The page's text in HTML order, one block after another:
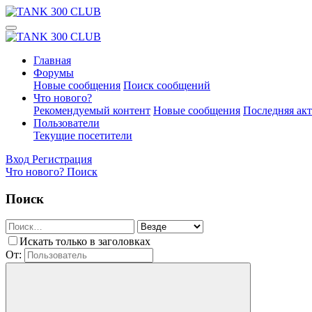
Главная
Форумы
Новые сообщения Поиск сообщений
Что нового?
Рекомендуемый контент Новые сообщения Последняя
Пользователи
Текущие посетители
Вход Регистрация
Что нового? Поиск
Поиск
Искать только в заголовках
От: